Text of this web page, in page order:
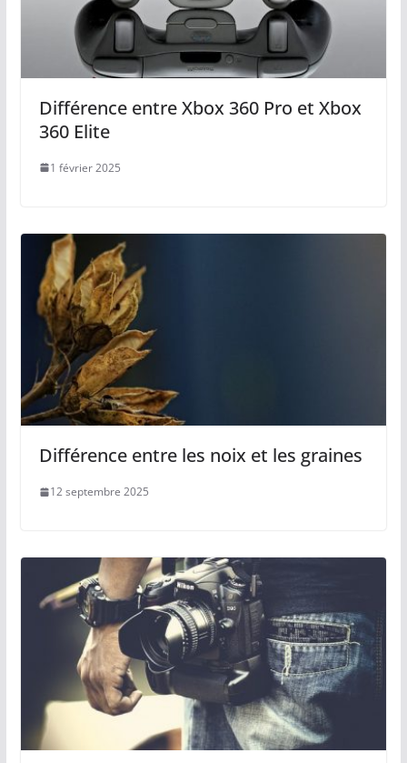
Différence entre Xbox 360 Pro et Xbox
360 Elite
1 février 2025
Différence entre les noix et les graines
12 septembre 2025